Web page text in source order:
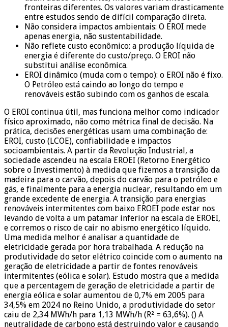
fronteiras diferentes. Os valores variam drasticamente
entre estudos sendo de difícil comparação direta.
Não considera impactos ambientais: O EROI mede
apenas energia, não sustentabilidade.
Não reflete custo econômico: a produção líquida de
energia é diferente do custo/preço. O EROI não
substitui análise econômica.
EROI dinâmico (muda com o tempo): o EROI não é fixo.
O Petróleo está caindo ao longo do tempo e
renováveis estão subindo com os ganhos de escala.
O EROI continua útil, mas funciona melhor como indicador
físico aproximado, não como métrica final de decisão. Na
prática, decisões energéticas usam uma combinação de:
EROI, custo (LCOE), confiabilidade e impactos
socioambientais. A partir da Revolução Industrial, a
sociedade ascendeu na escala EROEI (Retorno Energético
sobre o Investimento) à medida que fizemos a transição da
madeira para o carvão, depois do carvão para o petróleo e
gás, e finalmente para a energia nuclear, resultando em um
grande excedente de energia. A transição para energias
renováveis ​​intermitentes com baixo EROEI pode estar nos
levando de volta a um patamar inferior na escala de EROEI,
e corremos o risco de cair no abismo energético líquido.
Uma medida melhor é analisar a quantidade de
eletricidade gerada por hora trabalhada. A redução na
produtividade do setor elétrico coincide com o aumento na
geração de eletricidade a partir de fontes renováveis ​​
intermitentes (eólica e solar). Estudo mostra que a medida
que a percentagem de geração de eletricidade a partir de
energia eólica e solar aumentou de 0,7% em 2005 para
34,5% em 2024 no Reino Unido, a produtividade do setor
caiu de 2,34 MWh/h para 1,13 MWh/h (R² = 63,6%). () A
neutralidade de carbono está destruindo valor e causando